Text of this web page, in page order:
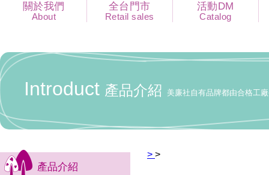
關於我們
About
全台門市
Retail sales
活動DM
Catalog
Introduct 產品介紹 美廉社自有品牌都由合格工
產品介紹
> >